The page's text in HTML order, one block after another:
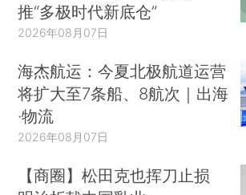
推“多极时代新底仓”
2026年08月07日
海杰航运：今夏北极航道运营
将扩大至7条船、8航次｜出海
·物流
2026年08月07日
【商圈】松田克也挥刀止损